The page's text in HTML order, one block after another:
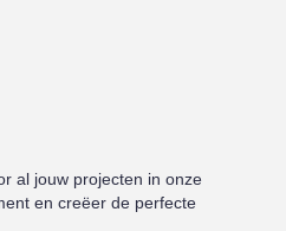
al jouw projecten in onze
en creëer de perfecte